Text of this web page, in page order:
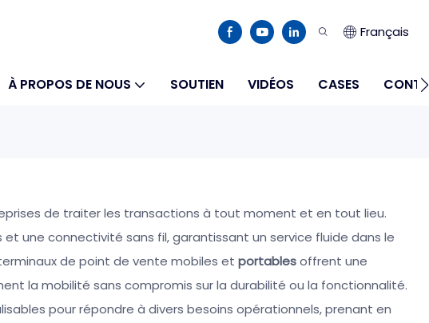
Français
À PROPOS DE NOUS SOUTIEN VIDÉOS CASES
de traiter les transactions à tout moment et en tout lieu.
une connectivité sans fil, garantissant un service fluide dans le
de point de vente mobiles et portablesoffrent une
la mobilité sans compromis sur la durabilité ou la fonctionnalité.
pour répondre à divers besoins opérationnels, prenant en